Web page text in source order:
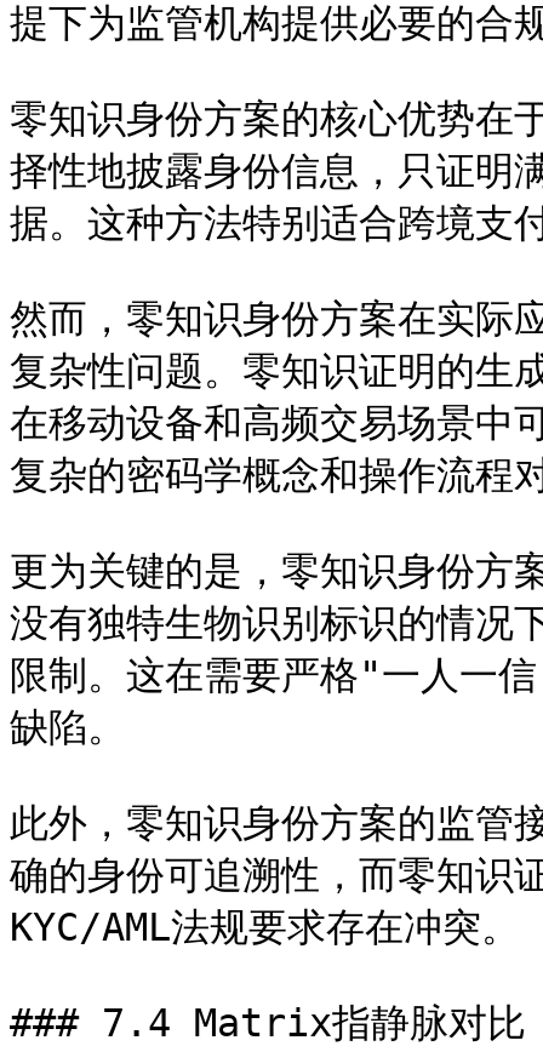
提下为监管机构提供必要的合
零知识身份方案的核心优势在
择性地披露身份信息，只证明
据。这种方法特别适合跨境支
然而，零知识身份方案在实际
复杂性问题。零知识证明的生
在移动设备和高频交易场景中
复杂的密码学概念和操作流程
更为关键的是，零知识身份方
没有独特生物识别标识的情况
限制。这在需要严格"一人一
缺陷。
此外，零知识身份方案的监管
确的身份可追溯性，而零知识
KYC/AML法规要求存在冲突。
### 7.4 Matrix指静脉对比